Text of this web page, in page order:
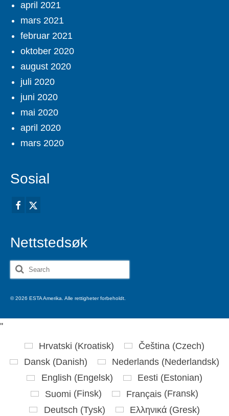
april 2021
mars 2021
februar 2021
oktober 2020
august 2020
juli 2020
juni 2020
mai 2020
april 2020
mars 2020
Sosial
Nettstedsøk
Search
for:
© 2026 ESTA Amerika. Alle rettigheter forbeholdt.
''
Hrvatski (Kroatisk) Čeština (Czech)
Dansk (Danish) Nederlands (Nederlandsk)
English (Engelsk) Eesti (Estonian)
Suomi (Finsk) Français (Fransk)
Deutsch (Tysk) Ελληνικά(Gresk)